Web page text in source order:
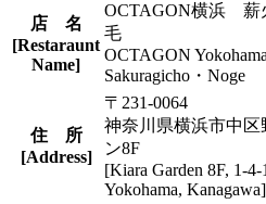
店 名
[Restaraunt
Name]
OCTAGON横浜 薪
毛
OCTAGON
Sakuragicho・Noge
住 所
[Address]
〒231-0064
神奈川県横浜市中区
ン8F
[Kiara Garden 8F, 1-
Yokohama, Kanagawa]